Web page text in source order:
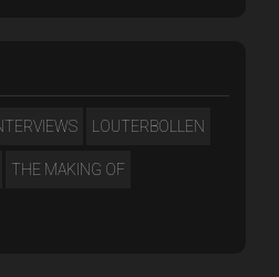
LOUTERBOLLEN
THE MAKING OF